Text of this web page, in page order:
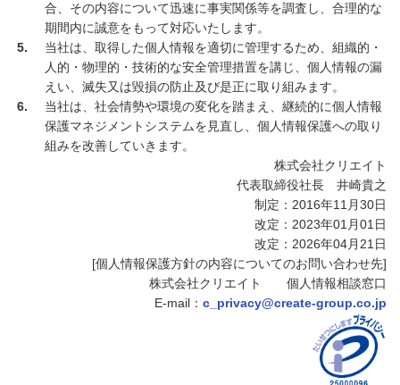
合、その内容について迅速に事実関係等を調査し、合理的な
期間内に誠意をもって対応いたします。
当社は、取得した個人情報を適切に管理するため、組織的・
人的・物理的・技術的な安全管理措置を講じ、個人情報の漏
えい、滅失又は毀損の防止及び是正に取り組みます。
当社は、社会情勢や環境の変化を踏まえ、継続的に個人情報
保護マネジメントシステムを見直し、個人情報保護への取り
組みを改善していきます。
株式会社クリエイト
代表取締役社長 井崎貴之
制定：2016年11月30日
改定：2023年01月01日
改定：2026年04月21日
[個人情報保護方針の内容についてのお問い合わせ先]
株式会社クリエイト 個人情報相談窓口
E-mail： c_privacy@create-group.co.jp